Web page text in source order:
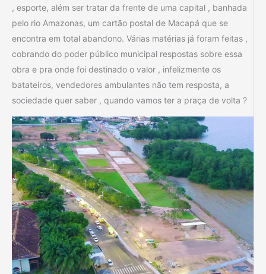
, esporte, além ser tratar da frente de uma capital , banhada
pelo rio Amazonas, um cartão postal de Macapá que se
encontra em total abandono. Várias matérias já foram feitas ,
cobrando do poder público municipal respostas sobre essa
obra e pra onde foi destinado o valor , infelizmente os
batateiros, vendedores ambulantes não tem resposta, a
sociedade quer saber , quando vamos ter a praça de volta ?